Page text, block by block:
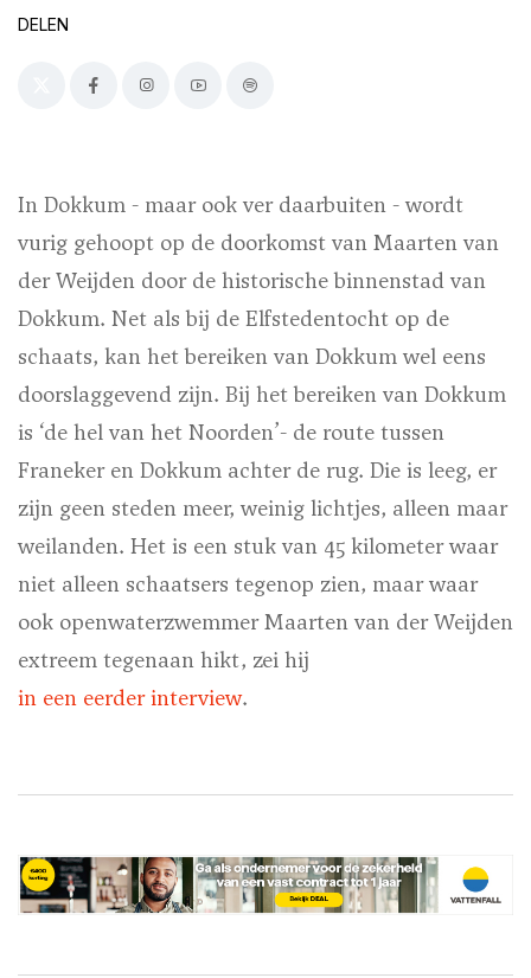
DELEN
In Dokkum - maar ook ver daarbuiten - wordt
vurig gehoopt op de doorkomst van Maarten van
der Weijden door de historische binnenstad van
Dokkum. Net als bij de Elfstedentocht op de
schaats, kan het bereiken van Dokkum wel eens
doorslaggevend zijn. Bij het bereiken van Dokkum
is ‘de hel van het Noorden’- de route tussen
Franeker en Dokkum achter de rug. Die is leeg, er
zijn geen steden meer, weinig lichtjes, alleen maar
weilanden. Het is een stuk van 45 kilometer waar
niet alleen schaatsers tegenop zien, maar waar
ook openwaterzwemmer Maarten van der Weijden
extreem tegenaan hikt, zei hij
in een eerder interview.